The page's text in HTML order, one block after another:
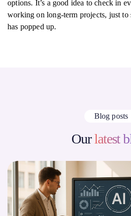
options. It’s a good idea to check in
working on long-term projects, just to
has popped up.
Blog posts
Ourlatest